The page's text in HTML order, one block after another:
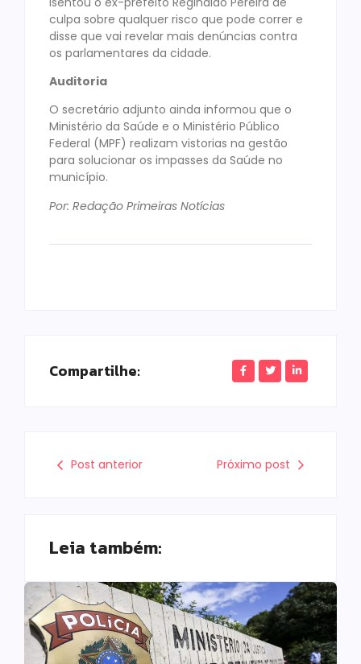
culpa sobre qualquer risco que pode correr e
disse que vai revelar mais denúncias contra
os parlamentares da cidade.
Auditoria
O secretário adjunto ainda informou que o
Ministério da Saúde e o Ministério Público
Federal (MPF) realizam vistorias na gestão
para solucionar os impasses da Saúde no
município.
Por: Redação Primeiras Notícias
Compartilhe:
Post anterior Próximo post
Leia também: